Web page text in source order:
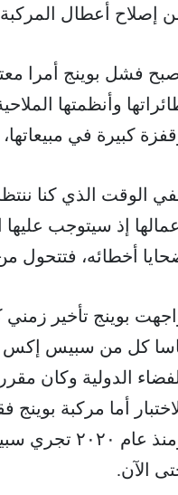
إصلاح أعطال
فشل بوينج أمرا
وأنظمتها
كبيرة في
الوقت الذي كنا
أعمالها إذ سيتوجب
أخطائه، فتتحول
كل من سبيس إكس
الآن.